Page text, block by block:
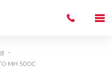
MH 500C